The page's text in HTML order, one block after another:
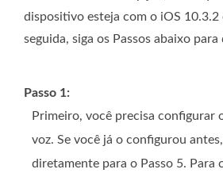
dispositivo esteja com o iOS 10.3.2
seguida, siga os Passos abaixo
Passo 1:
Primeiro, você precisa configurar
voz. Se você já o configurou
diretamente para o Passo 5. Para